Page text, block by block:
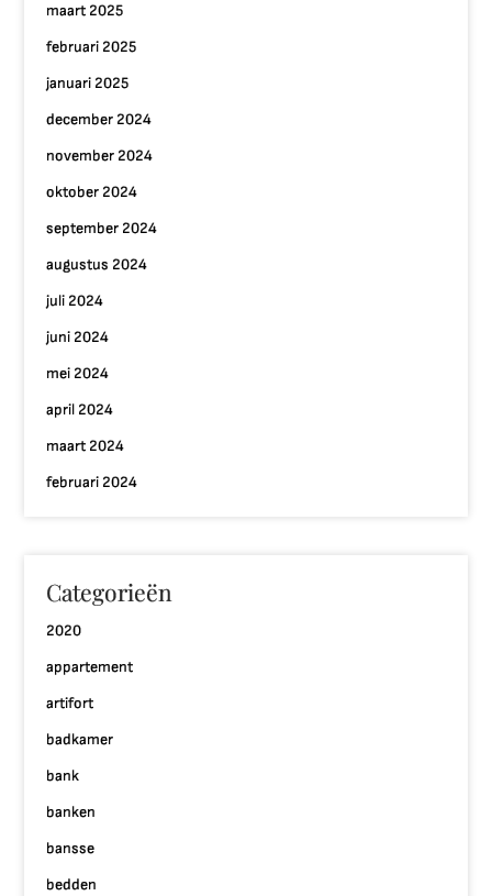
maart 2025
februari 2025
januari 2025
december 2024
november 2024
oktober 2024
september 2024
augustus 2024
juli 2024
juni 2024
mei 2024
april 2024
maart 2024
februari 2024
Categorieën
2020
appartement
artifort
badkamer
bank
banken
bansse
bedden